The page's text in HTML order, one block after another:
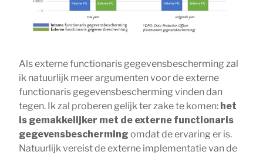
Als externe functionaris gegevensbescherming zal
ik natuurlijk meer argumenten voor de externe
functionaris gegevensbescherming vinden dan
tegen. Ik zal proberen gelijk ter zake te komen: het
is gemakkelijker met de externe functionaris
gegevensbescherming omdat de ervaring er is.
Natuurlijk vereist de externe implementatie van de